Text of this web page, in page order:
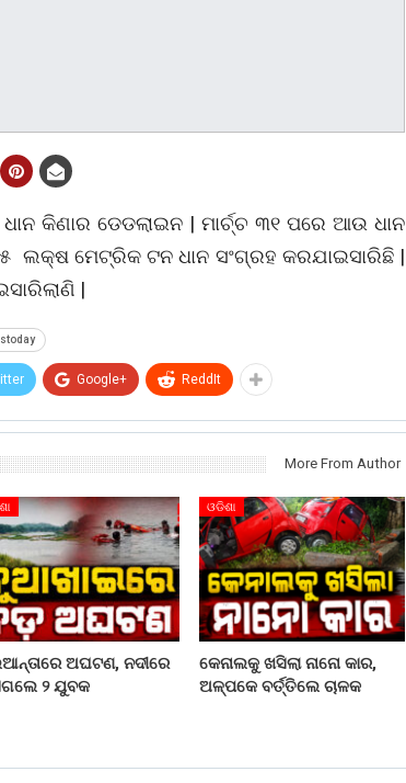
କିଣାର ଡେଡଲାଇନ | ମାର୍ଚ୍ଚ ୩୧ ପରେ ଆଉ ଧାନ
୬୫ ଲକ୍ଷ ମେଟ୍ରିକ ଟନ ଧାନ ସଂଗ୍ରହ କରଯାଇସାରିଛି |
|
Google+ ReddIt
More From Author
ଅଘଟଣ, ନଦୀରେ
୨ ଯୁବକ
ଓଡିଶା
କେନାଲକୁ ଖସିଲା ନାନୋ କାର,
ଅଳ୍ପକେ ବର୍ତ୍ତିଲେ ଚାଳକ